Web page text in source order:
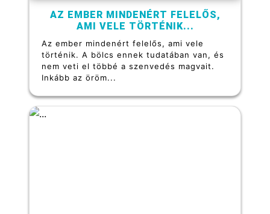
AZ EMBER MINDENÉRT FELELŐS,
AMI VELE TÖRTÉNIK...
Az ember mindenért felelős, ami vele
történik. A bölcs ennek tudatában van, és
nem veti el többé a szenvedés magvait.
Inkább az öröm...